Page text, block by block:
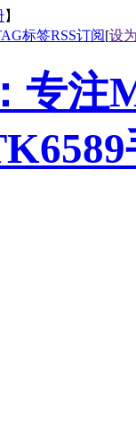
】
标签RSS订阅[设